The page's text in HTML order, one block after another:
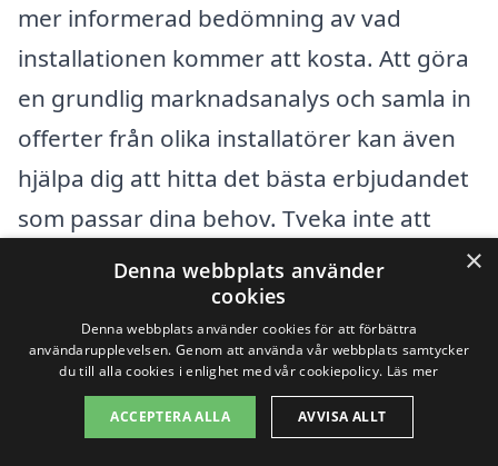
mer informerad bedömning av vad
installationen kommer att kosta. Att göra
en grundlig marknadsanalys och samla in
offerter från olika installatörer kan även
hjälpa dig att hitta det bästa erbjudandet
som passar dina behov. Tveka inte att
använda vår plattform, solpaneler-
kostnad.se, för att enkelt få kontakt med
professionella inom ditt område och få
flera offerter för solenergi. Det är ett steg
mot en mer hållbar framtid!
×
Denna webbplats använder
cookies
Denna webbplats använder cookies för att förbättra
användarupplevelsen. Genom att använda vår webbplats samtycker
du till alla cookies i enlighet med vår cookiepolicy. Läs mer
ACCEPTERA ALLA AVVISA ALLT